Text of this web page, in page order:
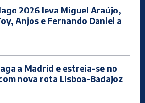
2026 leva Miguel Araújo,
Anjos e Fernando Daniel a
a Madrid e estreia-se no
nova rota Lisboa-Badajoz